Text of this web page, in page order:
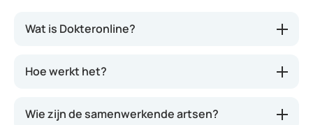
Wat is Dokteronline?
Hoe werkt het?
Wie zijn de samenwerkende artsen?